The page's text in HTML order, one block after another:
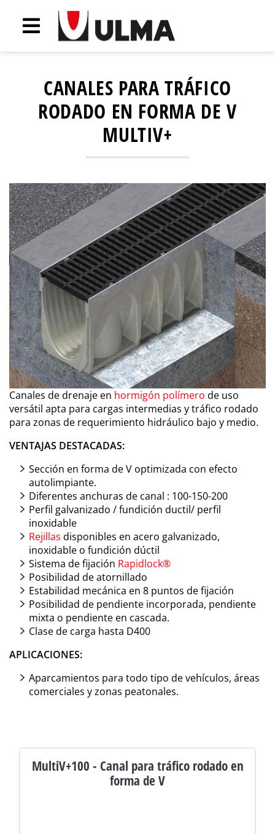
CANALES PARA TRÁFICO
RODADO EN FORMA DE V
MULTIV+
Canales de drenaje en hormigón polímero de uso
versátil apta para cargas intermedias y tráfico rodado
para zonas de requerimiento hidráulico bajo y medio.
VENTAJAS DESTACADAS:
Sección en forma de V optimizada con efecto
autolimpiante.
Diferentes anchuras de canal : 100-150-200
Perfil galvanizado / fundición ductil/ perfil
inoxidable
Rejillas disponibles en acero galvanizado,
inoxidable o fundición dúctil
Sistema de fijación Rapidlock®
Posibilidad de atornillado
Estabilidad mecánica en 8 puntos de fijación
Posibilidad de pendiente incorporada, pendiente
mixta o pendiente en cascada.
Clase de carga hasta D400
APLICACIONES:
Aparcamientos para todo tipo de vehículos, áreas
comerciales y zonas peatonales.
MultiV+100 - Canal para tráfico rodado en
forma de V